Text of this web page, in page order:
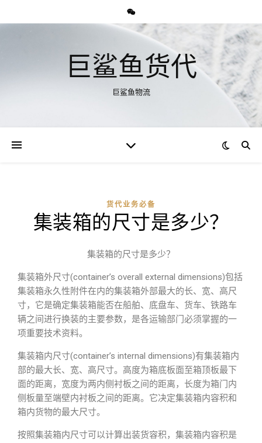
巨鲨鱼货代
巨鲨鱼物流
货代业务必备
集装箱的尺寸是多少？
集装箱的尺寸是多少？
集装箱外尺寸(container’s overall external dimensions)包括
集装箱永久性附件在内的集装箱外部最大的长、宽、高尺
寸，它是确定集装箱能否在船舶、底盘车、货车、铁路车
辆之间进行换装的主要参数，是各运输部门必须掌握的一
项重要技术资料。
集装箱内尺寸(container’s internal dimensions)有集装箱内
部的最大长、宽、高尺寸。高度为箱底板面至箱顶板最下
面的距离，宽度为两内侧衬板之间的距离，长度为箱门内
侧板量至端壁内衬板之间的距离。它决定集装箱内容积和
箱内货物的最大尺寸。
按照集装箱内尺寸可以计算出装货容积，集装箱内容积是